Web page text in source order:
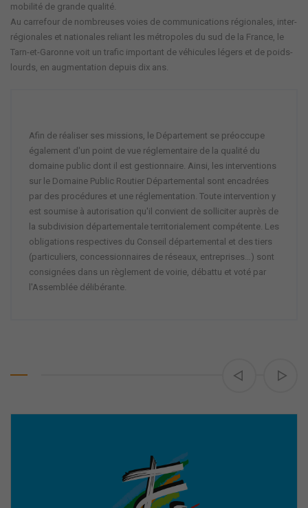
mobilité de grande qualité.
Au carrefour de nombreuses voies de communications régionales, inter-
régionales et nationales reliant les métropoles du sud de la France, le
Tarn-et-Garonne voit un trafic important de véhicules légers et de poids-
lourds, en augmentation depuis dix ans.
Afin de réaliser ses missions, le Département se préoccupe
également d'un point de vue réglementaire de la qualité du
domaine public dont il est gestionnaire. Ainsi, les interventions
sur le Domaine Public Routier Départemental sont encadrées
par des procédures et une réglementation. Toute intervention y
est soumise à autorisation qu'il convient de solliciter auprès de
la subdivision départementale territorialement compétente. Les
obligations respectives du Conseil départemental et des tiers
(particuliers, concessionnaires de réseaux, entreprises…) sont
consignées dans un règlement de voirie, débattu et voté par
l'Assemblée délibérante.